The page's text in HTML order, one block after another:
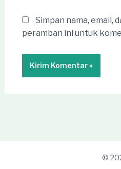
Simpan nama, email,
peramban ini untuk
©